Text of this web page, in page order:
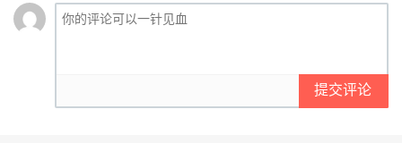
提交评论